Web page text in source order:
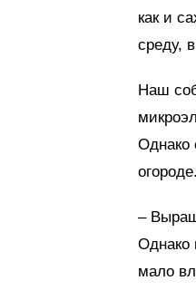
как и
среду,
Наш
Однако
огороде.
–
Однако
мало